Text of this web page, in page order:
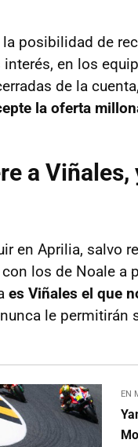
posibilidad de
en los
de la
la oferta
a
en Aprilia, salvo
los de Noale a
es Viñales el que
le permitirán
EN